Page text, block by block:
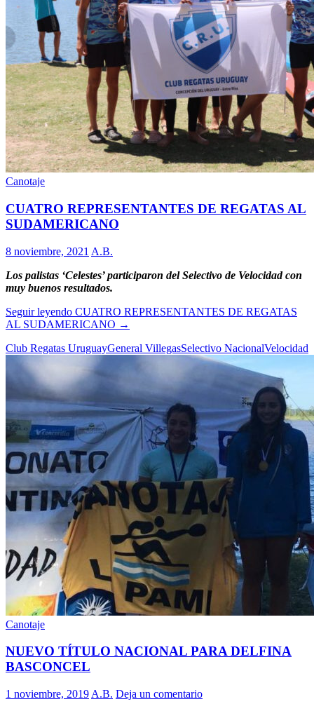
Canotaje
CUATRO REPRESENTANTES DE REGATAS AL
SUDAMERICANO
8 noviembre, 2021 A.B.
Los palistas ‘Celestes’ participaron del Selectivo de Velocidad con
muy buenos resultados.
Seguir leyendo CUATRO REPRESENTANTES DE REGATAS
AL SUDAMERICANO →
Club Regatas UruguayGeneral VillegasSelectivo NacionalVelocidad
Canotaje
NUEVO TÍTULO NACIONAL PARA DELFINA
BASCONCEL
1 noviembre, 2019 A.B. Deja un comentario